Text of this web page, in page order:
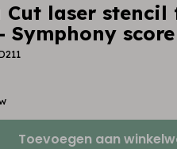
Cut laser
Symphony
Toevoegen aan